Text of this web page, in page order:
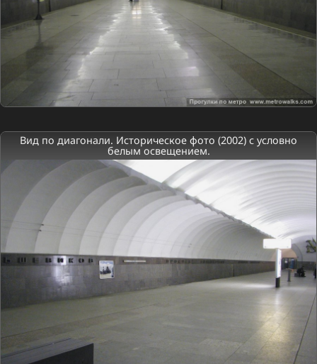
Вид по диагонали. Историческое фото (2002) с условно
белым освещением.